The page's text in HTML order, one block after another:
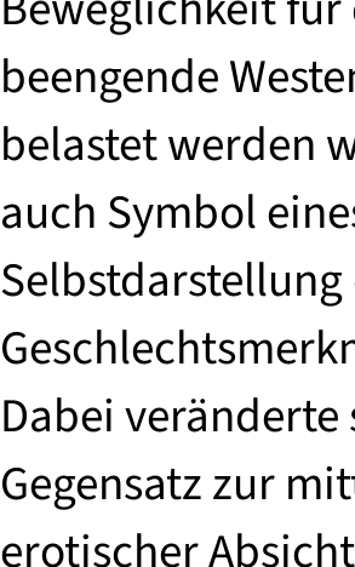
beengende
belastet werden
auch Symbol
Dabei
Gegensatz zur
erotischer